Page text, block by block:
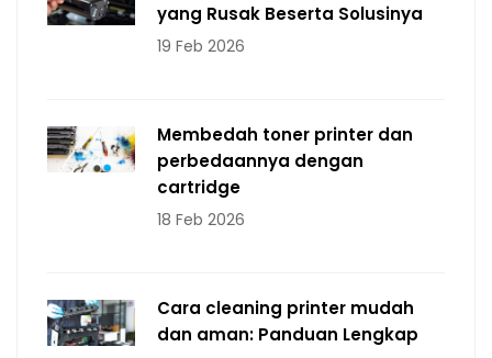
yang Rusak Beserta Solusinya
19 Feb 2026
Membedah toner printer dan
perbedaannya dengan
cartridge
18 Feb 2026
Cara cleaning printer mudah
dan aman: Panduan Lengkap